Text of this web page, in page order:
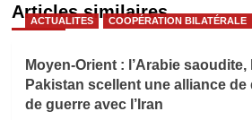
Articles similaires
ACTUALITES COOPÉRATION BILATÉRALE
Moyen-Orient : l’Arabie saoudite,
Pakistan scellent une alliance de
de guerre avec l’Iran